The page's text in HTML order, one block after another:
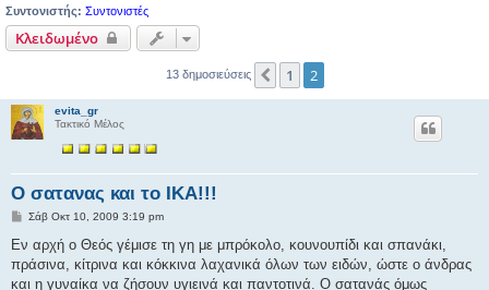
Συντονιστής: Συντονιστές
Κλειδωμένο
13 δημοσιεύσεις Προηγούμενη
1 2
evita_gr
Τακτικό Μέλος
Ο σατανας και το ΙΚΑ!!!
Δ
μ
σ
ί
Σάβ Οκτ 10, 2009 3:19 pm
Εν αρχή ο Θεός γέμισε τη γη με μπρόκολο, κουνουπίδι και σπανάκι,
πράσινα, κίτρινα και κόκκινα λαχανικά όλων των ειδών, ώστε ο άνδρας
και η γυναίκα να ζήσουν υγιεινά και παντοτινά. Ο σατανάς όμως